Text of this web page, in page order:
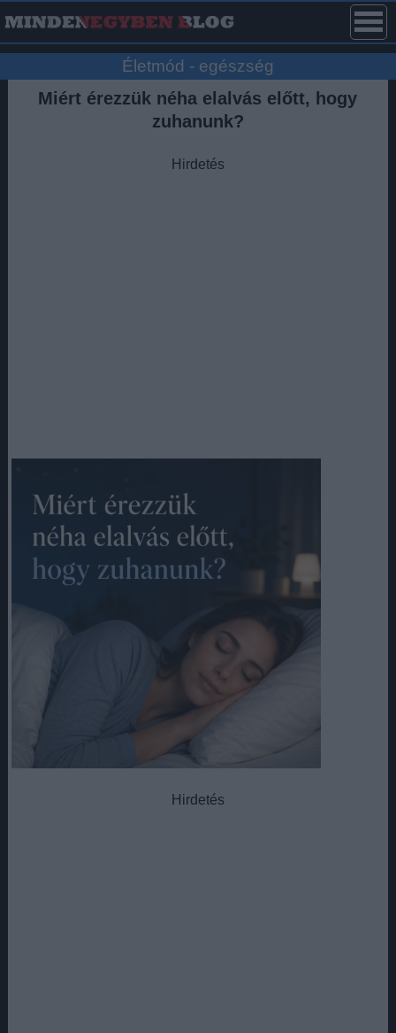
Életmód - egészség
Miért érezzük néha elalvás előtt, hogy
zuhanunk?
Hirdetés
Hirdetés